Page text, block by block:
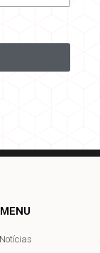
MENU
Notícias